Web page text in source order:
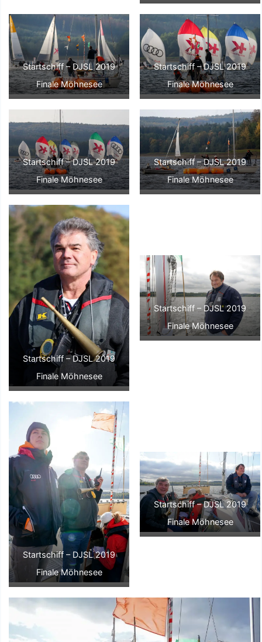
Startschiff – DJSL 2019
Finale Möhnesee
Startschiff – DJSL 2019
Finale Möhnesee
Startschiff – DJSL 2019
Finale Möhnesee
Startschiff – DJSL 2019
Finale Möhnesee
Startschiff – DJSL 2019
Finale Möhnesee
Startschiff – DJSL 2019
Finale Möhnesee
Startschiff – DJSL 2019
Finale Möhnesee
Startschiff – DJSL 2019
Finale Möhnesee